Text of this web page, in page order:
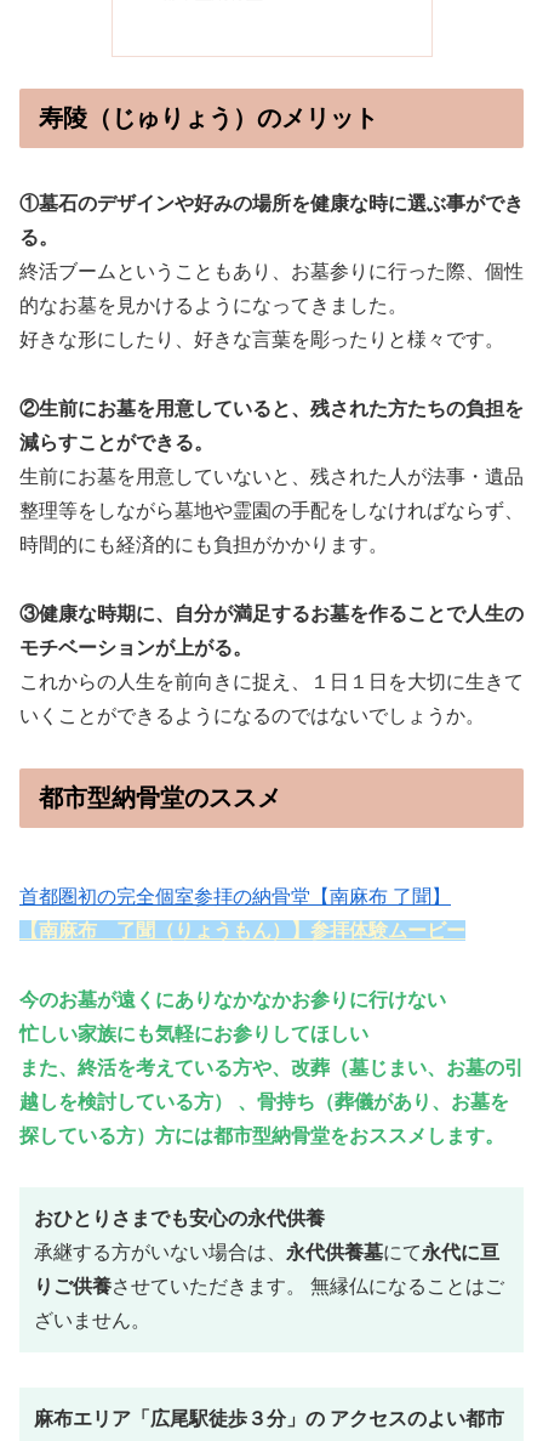
寿陵（じゅりょう）のメリット
①墓石のデザインや好みの場所を健康な時に選ぶ事ができ
る。
終活ブームということもあり、お墓参りに行った際、個性
的なお墓を見かけるようになってきました。
好きな形にしたり、好きな言葉を彫ったりと様々です。
②生前にお墓を用意していると、残された方たちの負担を
減らすことができる。
生前にお墓を用意していないと、残された人が法事・遺品
整理等をしながら墓地や霊園の手配をしなければならず、
時間的にも経済的にも負担がかかります。
③健康な時期に、自分が満足するお墓を作ることで人生の
モチベーションが上がる。
これからの人生を前向きに捉え、１日１日を大切に生きて
いくことができるようになるのではないでしょうか。
都市型納骨堂のススメ
首都圏初の完全個室参拝の納骨堂【南麻布 了聞】
【南麻布 了聞（りょうもん）】参拝体験ムービー
今のお墓が遠くにありなかなかお参りに行けない
忙しい家族にも気軽にお参りしてほしい
また、 終活を考えている方や、改葬（墓じまい、お墓の引
越しを検討している方） 、骨持ち（葬儀があり、お墓を
探している方）方には都市型納骨堂をおススメします。
おひとりさまでも安心の永代供養
承継する方がいない場合は、 永代供養墓にて永代に亘
りご供養させていただきます。 無縁仏になることはご
ざいません。
麻布エリア「広尾駅徒歩３分」の アクセスのよい都市